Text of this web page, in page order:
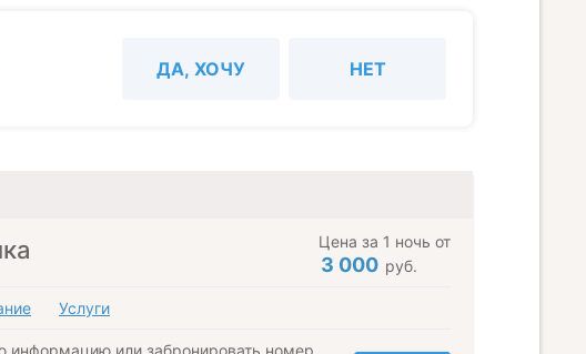
ДА, ХОЧУ НЕТ
Цена за 1 ночь от
3 000 руб.
Услуги
информацию или забронировать номер